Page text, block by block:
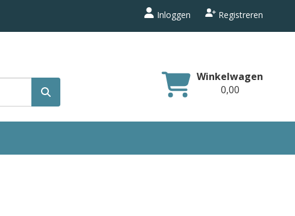
Inloggen Registreren
Winkelwagen
0,00